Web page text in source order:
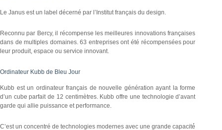
Le Janus est un label décerné par l’Institut français du design.
Reconnu par Bercy, il récompense les meilleures innovations françaises
dans de multiples domaines. 63 entreprises ont été récompensées pour
leur produit, espace ou service innovant.
Ordinateur Kubb de Bleu Jour
Kubb est un ordinateur français de nouvelle génération ayant la forme
d’un cube parfait de 12 centimètres. Kubb offre une technologie d’avant
garde qui allie puissance et performance.
C’est un concentré de technologies modernes avec une grande capacité́